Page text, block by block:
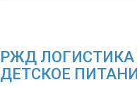
РЖД
ДЕТСКОЕ